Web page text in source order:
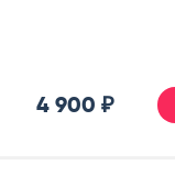
4 900 ₽